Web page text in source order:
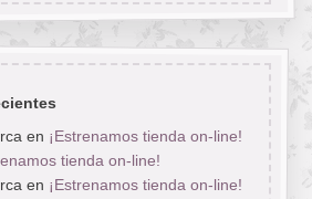
en ¡Estrenamos tienda on-line!
tienda on-line!
en ¡Estrenamos tienda on-line!